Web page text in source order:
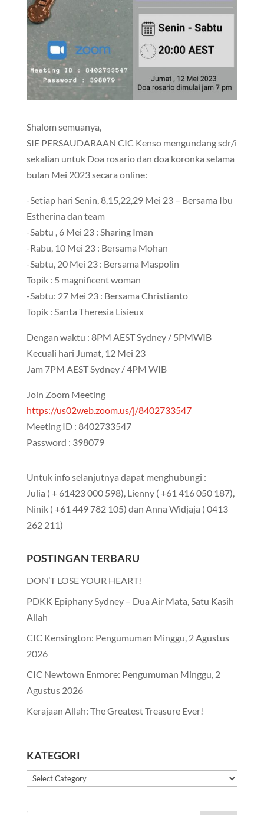
Shalom semuanya,
SIE PERSAUDARAAN CIC Kenso mengundang sdr/i
sekalian untuk Doa rosario dan doa koronka selama
bulan Mei 2023 secara online:
-Setiap hari Senin, 8,15,22,29 Mei 23 – Bersama Ibu
Estherina dan team
-Sabtu , 6 Mei 23 : Sharing Iman
-Rabu, 10 Mei 23 : Bersama Mohan
-Sabtu, 20 Mei 23 : Bersama Maspolin
Topik : 5 magnificent woman
-Sabtu: 27 Mei 23 : Bersama Christianto
Topik : Santa Theresia Lisieux
Dengan waktu : 8PM AEST Sydney / 5PMWIB
Kecuali hari Jumat, 12 Mei 23
Jam 7PM AEST Sydney / 4PM WIB
Join Zoom Meeting
https://us02web.zoom.us/j/8402733547
Meeting ID : 8402733547
Password : 398079
Untuk info selanjutnya dapat menghubungi :
Julia ( + 61423 000 598), Lienny ( +61 416 050 187),
Ninik ( +61 449 782 105) dan Anna Widjaja ( 0413
262 211)
POSTINGAN TERBARU
DON’T LOSE YOUR HEART!
PDKK Epiphany Sydney – Dua Air Mata, Satu Kasih
Allah
CIC Kensington: Pengumuman Minggu, 2 Agustus
2026
CIC Newtown Enmore: Pengumuman Minggu, 2
Agustus 2026
Kerajaan Allah: The Greatest Treasure Ever!
KATEGORI
Kategori